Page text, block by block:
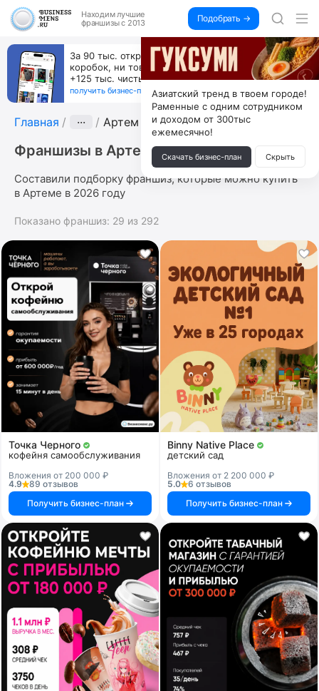
Находим лучшие
франшизы с 2013
Подобрать →
За 90 тыс. открой магазин на Авито, дома ни
коробок, ни товара, ни склада, зато каждый месяц
+125 тыс. чистыми
получить бизнес-план ↓
Главная ··· Артем
Франшизы в Артеме
Составили подборку франшиз, которые можно купить
в Артеме в 2026 году
Показано франшиз: 29 из 292
Точка Черного
кофейня самообслуживания
Вложения от 200 000 ₽
4.9
89 отзывов
Получить бизнес-план
Binny Native Place
детский сад
Вложения от 2 200 000 ₽
5.0
6 отзывов
Получить бизнес-план
Азиатский тренд в твоем городе!
Раменные с одним сотрудником
и доходом от 300тыс
ежемесячно!
Скачать бизнес-план Скрыть